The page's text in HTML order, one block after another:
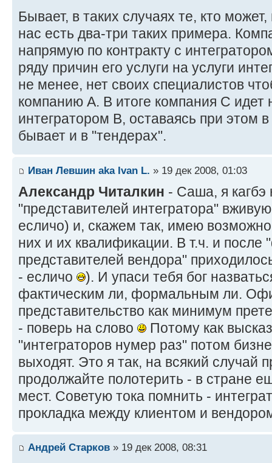
Бывает, в таких случаях те, кто
нас есть два-три таких примера.
напрямую по контракту с
ряду причин его услуги на услуги
не менее, нет своих специалистов
компанию А. В итоге компания С идет
интегратором В, оставаясь при этом
бывает и в "тендерах".
Иван Левшин aka Ivan L. » 19 дек 2008, 01:03
Александр Читалкин - Саша, я кагбэ
"представителей интегратора"
есличо) и, скажем так, имею
них и их квалификации. В т.ч. и после
представителей вендора"
- есличо
). И упаси тебя бог
фактическим ли, формальным ли.
представительство как минимум
- поверь на слово
Потому как
"интеграторов нумер раз" потом
выходят. Это я так, на всякий случай
продолжайте полотерить - в стране
мест. Советую тока помнить -
прокладка между клиентом и
Андрей Старков » 19 дек 2008, 08:31